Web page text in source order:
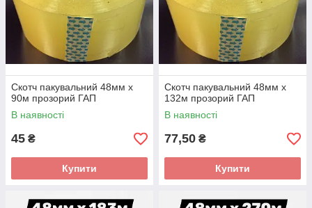
Скотч пакувальний 48мм x
90м прозорий ГАП
В наявності
45 ₴
Купити
Скотч пакувальний 48мм x
132м прозорий ГАП
В наявності
77,50 ₴
Купити